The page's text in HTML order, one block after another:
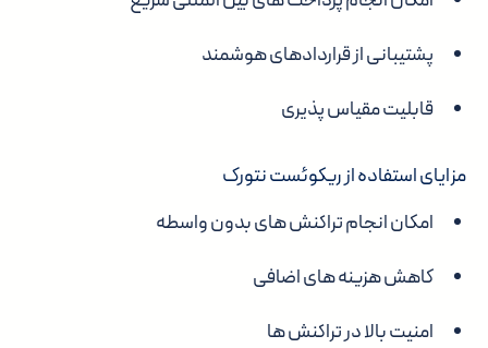
پشتیبانی از قراردادهای هوشمند
قابلیت مقیاس پذیری
مزایای استفاده از ریکوئست نتورک
امکان انجام تراکنش های بدون واسطه
کاهش هزینه های اضافی
امنیت بالا در تراکنش ها